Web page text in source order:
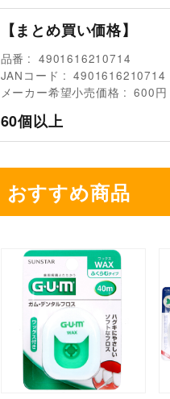
【まとめ買い価格】
品番
4901616210714
JANコード
4901616210714
メーカー希望小売価格
600円
60個以上
おすすめ商品